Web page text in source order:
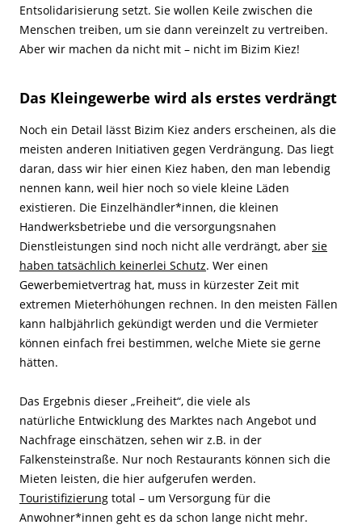
Entsolidarisierung setzt. Sie wollen Keile zwischen die
Menschen treiben, um sie dann vereinzelt zu vertreiben.
Aber wir machen da nicht mit – nicht im Bizim Kiez!
Das Kleingewerbe wird als erstes verdrängt
Noch ein Detail lässt Bizim Kiez anders erscheinen, als die
meisten anderen Initiativen gegen Verdrängung. Das liegt
daran, dass wir hier einen Kiez haben, den man lebendig
nennen kann, weil hier noch so viele kleine Läden
existieren. Die Einzelhändler*innen, die kleinen
Handwerksbetriebe und die versorgungsnahen
Dienstleistungen sind noch nicht alle verdrängt, aber sie
haben tatsächlich keinerlei Schutz. Wer einen
Gewerbemietvertrag hat, muss in kürzester Zeit mit
extremen Mieterhöhungen rechnen. In den meisten Fällen
kann halbjährlich gekündigt werden und die Vermieter
können einfach frei bestimmen, welche Miete sie gerne
hätten.
Das Ergebnis dieser „Freiheit“, die viele als
natürliche Entwicklung des Marktes nach Angebot und
Nachfrage einschätzen, sehen wir z.B. in der
Falkensteinstraße. Nur noch Restaurants können sich die
Mieten leisten, die hier aufgerufen werden.
Touristifizierung total – um Versorgung für die
Anwohner*innen geht es da schon lange nicht mehr.